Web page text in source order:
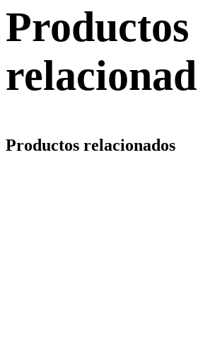
Productos
Productos relacionados